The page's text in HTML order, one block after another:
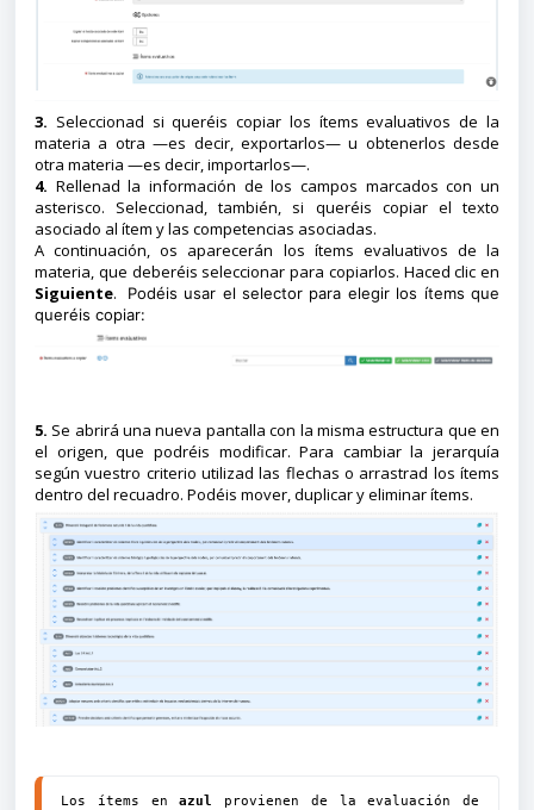
3. Seleccionad si queréis copiar los ítems evaluativos de la
materia a otra —es decir, exportarlos— u obtenerlos desde
otra materia —es decir, importarlos—.
4. Rellenad la información de los campos marcados con un
asterisco. Seleccionad, también, si queréis copiar el texto
asociado al ítem y las competencias asociadas.
A continuación, os aparecerán los ítems evaluativos de la
materia, que deberéis seleccionar para copiarlos. Haced clic en
Siguiente.
Podéis usar el selector para elegir los ítems que
queréis copiar:
5. Se abrirá una nueva pantalla con la misma estructura que en
el origen, que podréis modificar. Para cambiar la jerarquía
según vuestro criterio utilizad las flechas o arrastrad los ítems
dentro del recuadro. Podéis mover, duplicar y eliminar ítems.
Los ítems en azul provienen de la evaluación de